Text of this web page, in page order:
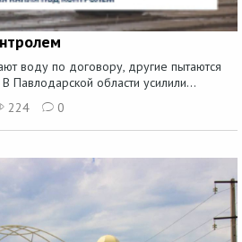
воду по договору, другие пытаются
Павлодарской области усилили...
224 0